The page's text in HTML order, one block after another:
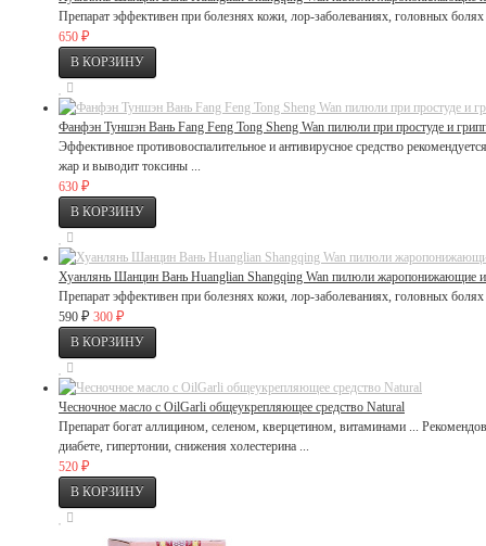
Препарат эффективен при болезнях кожи, лор-заболеваниях, головных
650 ₽
Фанфэн Туншэн Вань Fang Feng Tong Sheng Wan пилюли при простуде и
Эффективное противовоспалительное и антивирусное средство
жар и выводит токсины ...
630 ₽
Хуанлянь Шанцин Вань Huanglian Shangqing Wan пилюли жаропонижающие
Препарат эффективен при болезнях кожи, лор-заболеваниях, головных
590 ₽ 300 ₽
Чесночное масло c OilGarli общеукрепляющее средство Natural
Препарат богат аллицином, селеном, кверцетином, витаминами ...
диабете, гипертонии, снижения холестерина ...
520 ₽